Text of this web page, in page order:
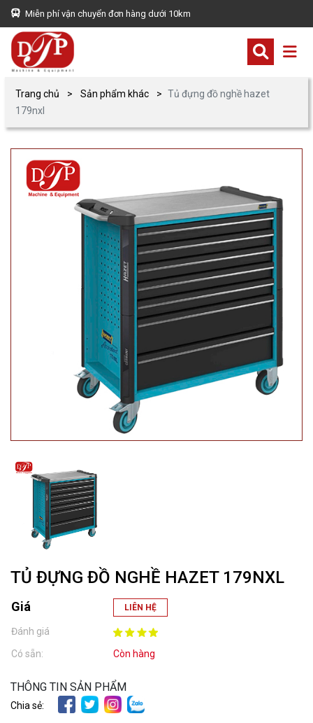
Miễn phí vận chuyển đơn hàng dưới 10km
Trang chủ Sản phẩm khác
Tủ đựng đồ nghề hazet
179nxl
TỦ ĐỰNG ĐỒ NGHỀ HAZET 179NXL
Giá LIÊN HỆ
Đánh giá
Có sẵn:
Còn hàng
THÔNG TIN SẢN PHẨM
Chia sẻ: